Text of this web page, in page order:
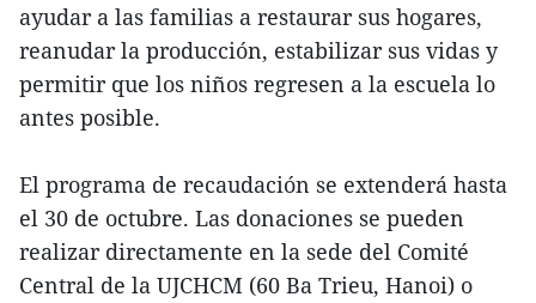
ayudar a las familias a restaurar sus hogares,
reanudar la producción, estabilizar sus vidas y
permitir que los niños regresen a la escuela lo
antes posible.
El programa de recaudación se extenderá hasta
el 30 de octubre. Las donaciones se pueden
realizar directamente en la sede del Comité
Central de la UJCHCM (60 Ba Trieu, Hanoi) o